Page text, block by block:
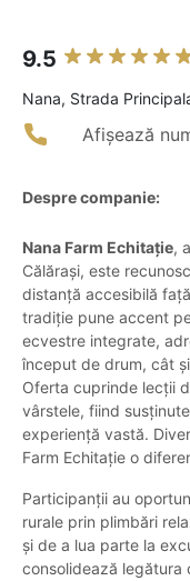
9.5
Nana, Strada
Afișează
Despre companie:
Nana Farm Echitație,
Călărași, este
distanță accesibilă
tradiție pune accent
ecvestre integrate,
început de drum, cât
Oferta cuprinde lecții
vârstele, fiind
experiență vastă.
Farm Echitație o
Participanții au
rurale prin plimbări
și de a lua parte la
consolidează legătura